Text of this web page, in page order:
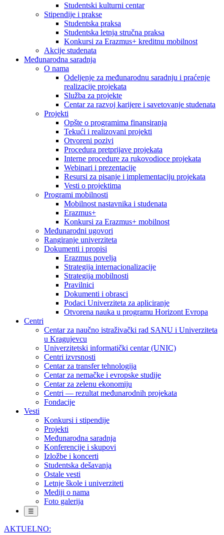
Studentski kulturni centar
Stipendije i prakse
Studentska praksa
Studentska letnja stručna praksa
Konkursi za Erazmus+ kreditnu mobilnost
Akcije studenata
Međunarodna saradnja
O nama
Odeljenje za međunarodnu saradnju i praćenje
realizacije projekata
Služba za projekte
Centar za razvoj karijere i savetovanje studenata
Projekti
Opšte o programima finansiranja
Tekući i realizovani projekti
Otvoreni pozivi
Procedura pretprijave projekata
Interne procedure za rukovodioce projekata
Webinari i prezentacije
Resursi za pisanje i implementaciju projekata
Vesti o projektima
Programi mobilnosti
Mobilnost nastavnika i studenata
Erazmus+
Konkursi za Erazmus+ mobilnost
Međunarodni ugovori
Rangiranje univerziteta
Dokumenti i propisi
Erazmus povelja
Strategija internacionalizacije
Strategija mobilnosti
Pravilnici
Dokumenti i obrasci
Podaci Univerziteta za apliciranje
Otvorena nauka u programu Horizont Evropa
Centri
Centar za naučno istraživački rad SANU i Univerziteta
u Kragujevcu
Univerzitetski informatički centar (UNIC)
Centri izvrsnosti
Centar za transfer tehnologija
Centar za nemačke i evropske studije
Centar za zelenu ekonomiju
Centri — rezultat međunarodnih projekata
Fondacije
Vesti
Konkursi i stipendije
Projekti
Međunarodna saradnja
Konferencije i skupovi
Izložbe i koncerti
Studentska dešavanja
Ostale vesti
Letnje škole i univerziteti
Mediji o nama
Foto galerija
☰
AKTUELNO: